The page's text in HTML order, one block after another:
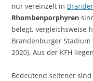
nur vereinzelt in
Rhombenporphyren
belegt, vergleichsweise
Brandenburger Stadium
2020). Aus der KFH
Bedeutend seltener sind